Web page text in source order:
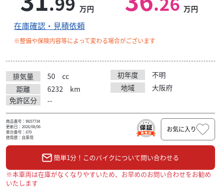
万円 万円
在庫確認・見積依頼
※整備や保険内容等によって変わる場合がございます
排気量 50 cc 初年度
不明
距離
6232 km 地域
大阪府
免許区分
--
商品番号：B657734
更新日：2026/08/06
車台番号：670
使用歴：自家用
お気に入り
簡単1分！このバイクについて問い合わせる
※本車両は在庫がなくなりやすいため、お早めのお問い合わせをお勧め
いたします